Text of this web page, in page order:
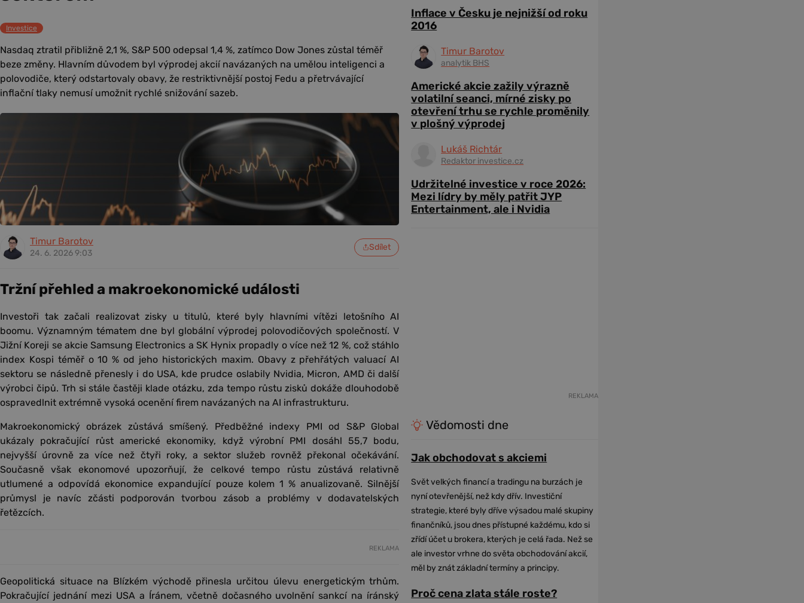
Investice
Nasdaq ztratil přibližně 2,1 %, S&P 500 odepsal 1,4 %, zatímco Dow Jones zůstal téměř
beze změny. Hlavním důvodem byl výprodej akcií navázaných na umělou inteligenci a
polovodiče, který odstartovaly obavy, že restriktivnější postoj Fedu a přetrvávající
inflační tlaky nemusí umožnit rychlé snižování sazeb.
Timur Barotov
24. 6. 2026 9:03
Sdílet
Tržní přehled a makroekonomické události
Investoři tak začali realizovat zisky u titulů, které byly hlavními vítězi letošního AI
boomu. Významným tématem dne byl globální výprodej polovodičových společností. V
Jižní Koreji se akcie Samsung Electronics a SK Hynix propadly o více než 12 %, což stáhlo
index Kospi téměř o 10 % od jeho historických maxim. Obavy z přehřátých valuací AI
sektoru se následně přenesly i do USA, kde prudce oslabily Nvidia, Micron, AMD či další
výrobci čipů. Trh si stále častěji klade otázku, zda tempo růstu zisků dokáže dlouhodobě
ospravedlnit extrémně vysoká ocenění firem navázaných na AI infrastrukturu.
Makroekonomický obrázek zůstává smíšený. Předběžné indexy PMI od S&P Global
ukázaly pokračující růst americké ekonomiky, když výrobní PMI dosáhl 55,7 bodu,
nejvyšší úrovně za více než čtyři roky, a sektor služeb rovněž překonal očekávání.
Současně však ekonomové upozorňují, že celkové tempo růstu zůstává relativně
utlumené a odpovídá ekonomice expandující pouze kolem 1 % anualizovaně. Silnější
průmysl je navíc zčásti podporován tvorbou zásob a problémy v dodavatelských
řetězcích.
REKLAMA
Geopolitická situace na Blízkém východě přinesla určitou úlevu energetickým trhům.
Pokračující jednání mezi USA a Íránem, včetně dočasného uvolnění sankcí na íránský
Inflace v Česku je nejnižší od roku
2016
Timur Barotov
analytik BHS
Americké akcie zažily výrazně
volatilní seanci, mírné zisky po
otevření trhu se rychle proměnily
v plošný výprodej
Lukáš Richtár
Redaktor investice.cz
Udržitelné investice v roce 2026:
Mezi lídry by měly patřit JYP
Entertainment, ale i Nvidia
REKLAMA
Vědomosti dne
Jak obchodovat s akciemi
Svět velkých financí a tradingu na burzách je
nyní otevřenější, než kdy dřív. Investiční
strategie, které byly dříve výsadou malé skupiny
finančníků, jsou dnes přístupné každému, kdo si
zřídí účet u brokera, kterých je celá řada. Než se
ale investor vrhne do světa obchodování akcií,
měl by znát základní termíny a principy.
Proč cena zlata stále roste?